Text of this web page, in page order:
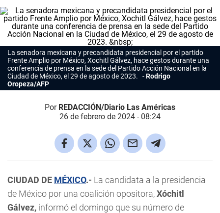
La senadora mexicana y precandidata presidencial por el partido
Frente Amplio por México, Xochitl Gálvez, hace gestos durante una
conferencia de prensa en la sede del Partido Acción Nacional en la
Ciudad de México, el 29 de agosto de 2023.
Rodrigo
Oropeza/AFP
Por REDACCIÓN/Diario Las Américas
26 de febrero de 2024 - 08:24
CIUDAD DE MÉXICO.- La candidata a la presidencia
de México por una coalición opositora,Xóchitl
Gálvez, informó el domingo que su número de